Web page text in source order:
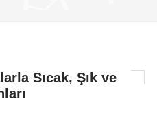
Sıcak, Şık ve